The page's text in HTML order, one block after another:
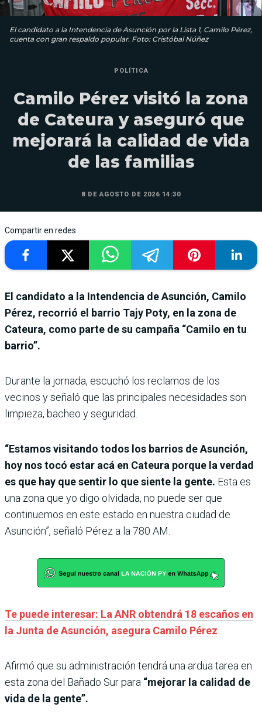
El candidato a la Intendencia de Asunción por la Lista 1, Camilo Pérez,
cuenta con gran respaldo popular. Foto: Cristóbal Núñez
POLÍTICA
Camilo Pérez visitó la zona
de Cateura y aseguró que
mejorará la calidad de vida
de las familias
8 DE AGOSTO DE 2026 14:30
Compartir en redes
El candidato a la Intendencia de Asunción, Camilo
Pérez, recorrió el barrio Tajy Poty, en la zona de
Cateura, como parte de su campaña “Camilo en tu
barrio”.
Durante la jornada, escuchó los reclamos de los
vecinos y señaló que las principales necesidades son
limpieza, bacheo y seguridad.
“Estamos visitando todos los barrios de Asunción,
hoy nos tocó estar acá en Cateura porque la verdad
es que hay que sentir lo que siente la gente. Esta es
una zona que yo digo olvidada, no puede ser que
continuemos en este estado en nuestra ciudad de
Asunción”, señaló Pérez a la 780 AM.
Te puede interesar: La ANR obtendrá 18 escaños en
la Junta de Asunción, asegura Camilo Pérez
Afirmó que su administración tendrá una ardua tarea en
esta zona del Bañado Sur para “mejorar la calidad de
vida de la gente”.